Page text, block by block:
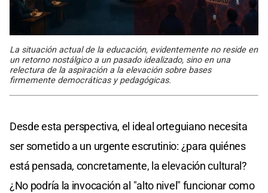
La situación actual de la educación, evidentemente no reside en
un retorno nostálgico a un pasado idealizado, sino en una
relectura de la aspiración a la elevación sobre bases
firmemente democráticas y pedagógicas.
Desde esta perspectiva, el ideal orteguiano necesita
ser sometido a un urgente escrutinio: ¿para quiénes
está pensada, concretamente, la elevación cultural?
¿No podría la invocación al "alto nivel" funcionar como